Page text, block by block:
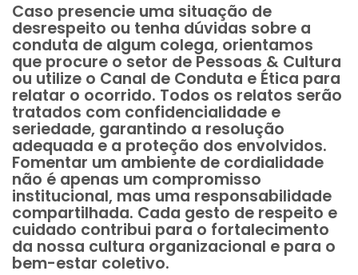
Caso presencie uma situação de
desrespeito ou tenha dúvidas sobre a
conduta de algum colega, orientamos
que procure o setor de Pessoas & Cultura
ou utilize o Canal de Conduta e Ética para
relatar o ocorrido. Todos os relatos serão
tratados com confidencialidade e
seriedade, garantindo a resolução
adequada e a proteção dos envolvidos.
Fomentar um ambiente de cordialidade
não é apenas um compromisso
institucional, mas uma responsabilidade
compartilhada. Cada gesto de respeito e
cuidado contribui para o fortalecimento
da nossa cultura organizacional e para o
bem-estar coletivo.